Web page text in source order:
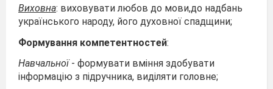
Виховна: виховувати любов до мови,до надбань
українського народу, його духовної спадщини;
Формування компетентностей:
Навчальної- формувати вміння здобувати
інформацію з підручника, виділяти головне;